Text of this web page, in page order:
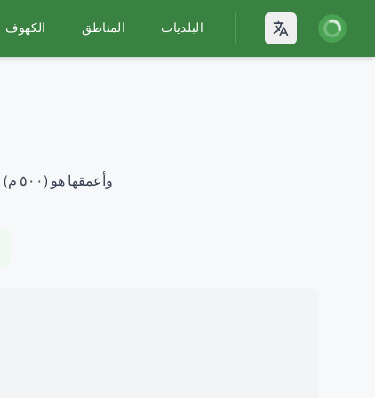
الكهوف المناطق البلديات Open
الدخول
(٥٠٠ م) وأعمقها هو